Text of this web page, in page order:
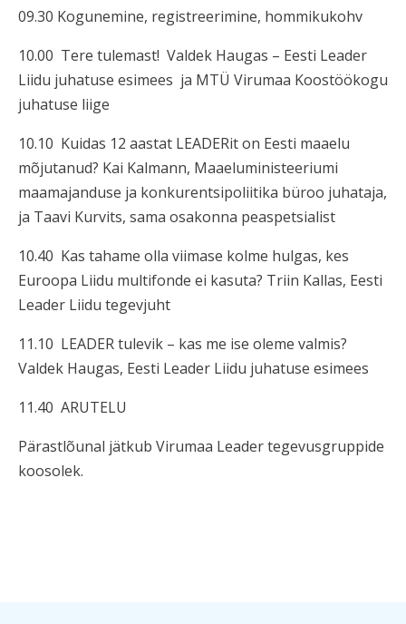
09.30 Kogunemine, registreerimine, hommikukohv
10.00 Tere tulemast! Valdek Haugas – Eesti Leader
Liidu juhatuse esimees ja MTÜ Virumaa Koostöökogu
juhatuse liige
10.10 Kuidas 12 aastat LEADERit on Eesti maaelu
mõjutanud? Kai Kalmann, Maaeluministeeriumi
maamajanduse ja konkurentsipoliitika büroo juhataja,
ja Taavi Kurvits, sama osakonna peaspetsialist
10.40 Kas tahame olla viimase kolme hulgas, kes
Euroopa Liidu multifonde ei kasuta? Triin Kallas, Eesti
Leader Liidu tegevjuht
11.10 LEADER tulevik – kas me ise oleme valmis?
Valdek Haugas, Eesti Leader Liidu juhatuse esimees
11.40 ARUTELU
Pärastlõunal jätkub Virumaa Leader tegevusgruppide
koosolek.